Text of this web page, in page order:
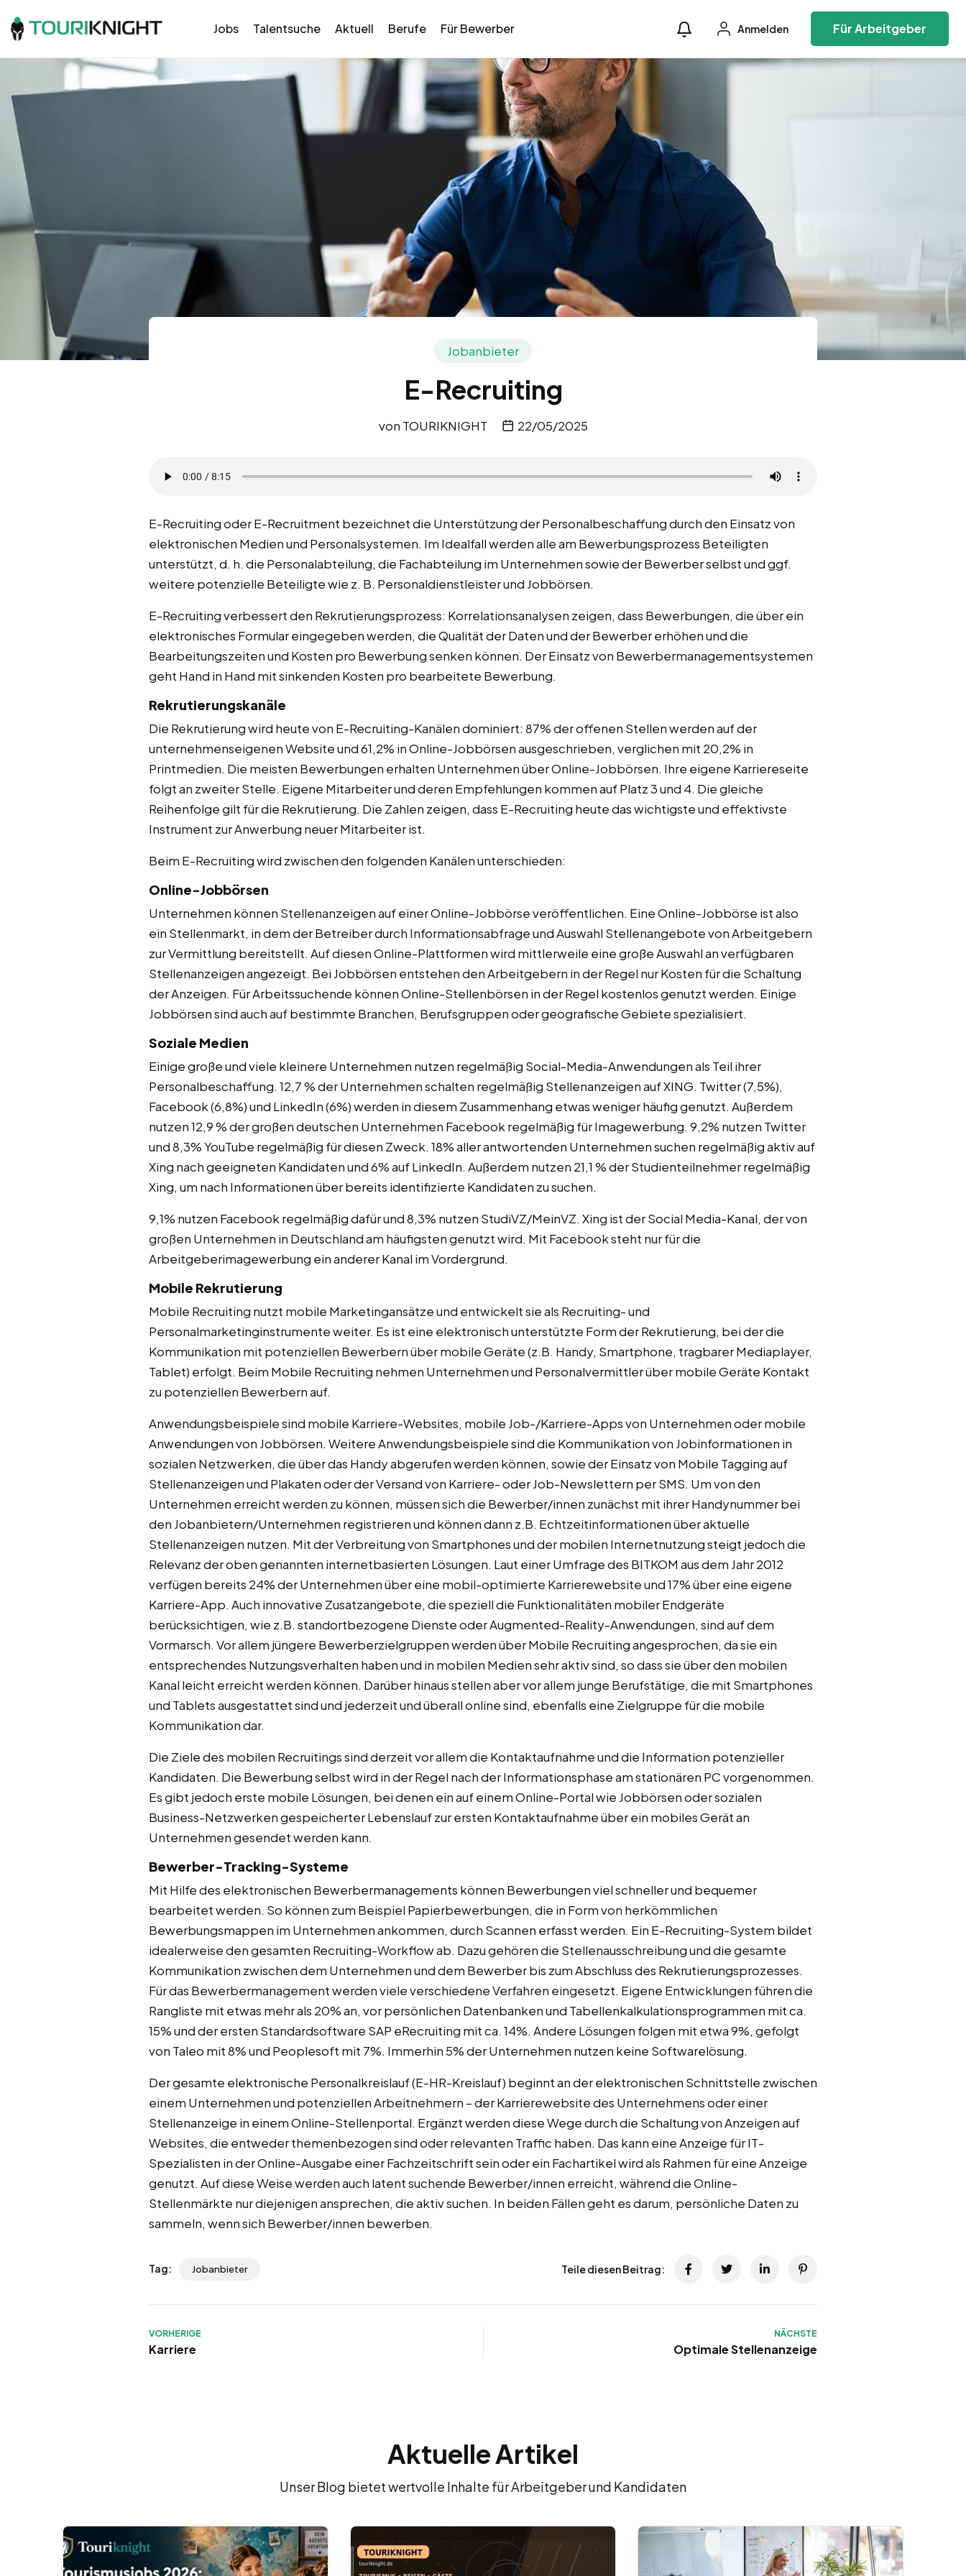
Jobs Talentsuche Aktuell Berufe Für Bewerber Anmelden Für Arbeitgeber
Jobanbieter
E-Recruiting
von TOURIKNIGHT 22/05/2025
E-Recruiting oder E-Recruitment bezeichnet die Unterstützung der Personalbeschaffung durch den Einsatz von
elektronischen Medien und Personalsystemen. Im Idealfall werden alle am Bewerbungsprozess Beteiligten
unterstützt, d. h. die Personalabteilung, die Fachabteilung im Unternehmen sowie der Bewerber selbst und ggf.
weitere potenzielle Beteiligte wie z. B. Personaldienstleister und Jobbörsen.
E-Recruiting verbessert den Rekrutierungsprozess: Korrelationsanalysen zeigen, dass Bewerbungen, die über ein
elektronisches Formular eingegeben werden, die Qualität der Daten und der Bewerber erhöhen und die
Bearbeitungszeiten und Kosten pro Bewerbung senken können. Der Einsatz von Bewerbermanagementsystemen
geht Hand in Hand mit sinkenden Kosten pro bearbeitete Bewerbung.
Rekrutierungskanäle
Die Rekrutierung wird heute von E-Recruiting-Kanälen dominiert: 87% der offenen Stellen werden auf der
unternehmenseigenen Website und 61,2% in Online-Jobbörsen ausgeschrieben, verglichen mit 20,2% in
Printmedien. Die meisten Bewerbungen erhalten Unternehmen über Online-Jobbörsen. Ihre eigene Karriereseite
folgt an zweiter Stelle. Eigene Mitarbeiter und deren Empfehlungen kommen auf Platz 3 und 4. Die gleiche
Reihenfolge gilt für die Rekrutierung. Die Zahlen zeigen, dass E-Recruiting heute das wichtigste und effektivste
Instrument zur Anwerbung neuer Mitarbeiter ist.
Beim E-Recruiting wird zwischen den folgenden Kanälen unterschieden:
Online-Jobbörsen
Unternehmen können Stellenanzeigen auf einer Online-Jobbörse veröffentlichen. Eine Online-Jobbörse ist also
ein Stellenmarkt, in dem der Betreiber durch Informationsabfrage und Auswahl Stellenangebote von Arbeitgebern
zur Vermittlung bereitstellt. Auf diesen Online-Plattformen wird mittlerweile eine große Auswahl an verfügbaren
Stellenanzeigen angezeigt. Bei Jobbörsen entstehen den Arbeitgebern in der Regel nur Kosten für die Schaltung
der Anzeigen. Für Arbeitssuchende können Online-Stellenbörsen in der Regel kostenlos genutzt werden. Einige
Jobbörsen sind auch auf bestimmte Branchen, Berufsgruppen oder geografische Gebiete spezialisiert.
Soziale Medien
Einige große und viele kleinere Unternehmen nutzen regelmäßig Social-Media-Anwendungen als Teil ihrer
Personalbeschaffung. 12,7 % der Unternehmen schalten regelmäßig Stellenanzeigen auf XING. Twitter (7,5%),
Facebook (6,8%) und LinkedIn (6%) werden in diesem Zusammenhang etwas weniger häufig genutzt. Außerdem
nutzen 12,9 % der großen deutschen Unternehmen Facebook regelmäßig für Imagewerbung. 9,2% nutzen Twitter
und 8,3% YouTube regelmäßig für diesen Zweck. 18% aller antwortenden Unternehmen suchen regelmäßig aktiv auf
Xing nach geeigneten Kandidaten und 6% auf LinkedIn. Außerdem nutzen 21,1 % der Studienteilnehmer regelmäßig
Xing, um nach Informationen über bereits identifizierte Kandidaten zu suchen.
9,1% nutzen Facebook regelmäßig dafür und 8,3% nutzen StudiVZ/MeinVZ. Xing ist der Social Media-Kanal, der von
großen Unternehmen in Deutschland am häufigsten genutzt wird. Mit Facebook steht nur für die
Arbeitgeberimagewerbung ein anderer Kanal im Vordergrund.
Mobile Rekrutierung
Mobile Recruiting nutzt mobile Marketingansätze und entwickelt sie als Recruiting- und
Personalmarketinginstrumente weiter. Es ist eine elektronisch unterstützte Form der Rekrutierung, bei der die
Kommunikation mit potenziellen Bewerbern über mobile Geräte (z.B. Handy, Smartphone, tragbarer Mediaplayer,
Tablet) erfolgt. Beim Mobile Recruiting nehmen Unternehmen und Personalvermittler über mobile Geräte Kontakt
zu potenziellen Bewerbern auf.
Anwendungsbeispiele sind mobile Karriere-Websites, mobile Job-/Karriere-Apps von Unternehmen oder mobile
Anwendungen von Jobbörsen. Weitere Anwendungsbeispiele sind die Kommunikation von Jobinformationen in
sozialen Netzwerken, die über das Handy abgerufen werden können, sowie der Einsatz von Mobile Tagging auf
Stellenanzeigen und Plakaten oder der Versand von Karriere- oder Job-Newslettern per SMS. Um von den
Unternehmen erreicht werden zu können, müssen sich die Bewerber/innen zunächst mit ihrer Handynummer bei
den Jobanbietern/Unternehmen registrieren und können dann z.B. Echtzeitinformationen über aktuelle
Stellenanzeigen nutzen. Mit der Verbreitung von Smartphones und der mobilen Internetnutzung steigt jedoch die
Relevanz der oben genannten internetbasierten Lösungen. Laut einer Umfrage des BITKOM aus dem Jahr 2012
verfügen bereits 24% der Unternehmen über eine mobil-optimierte Karrierewebsite und 17% über eine eigene
Karriere-App. Auch innovative Zusatzangebote, die speziell die Funktionalitäten mobiler Endgeräte
berücksichtigen, wie z.B. standortbezogene Dienste oder Augmented-Reality-Anwendungen, sind auf dem
Vormarsch. Vor allem jüngere Bewerberzielgruppen werden über Mobile Recruiting angesprochen, da sie ein
entsprechendes Nutzungsverhalten haben und in mobilen Medien sehr aktiv sind, so dass sie über den mobilen
Kanal leicht erreicht werden können. Darüber hinaus stellen aber vor allem junge Berufstätige, die mit Smartphones
und Tablets ausgestattet sind und jederzeit und überall online sind, ebenfalls eine Zielgruppe für die mobile
Kommunikation dar.
Die Ziele des mobilen Recruitings sind derzeit vor allem die Kontaktaufnahme und die Information potenzieller
Kandidaten. Die Bewerbung selbst wird in der Regel nach der Informationsphase am stationären PC vorgenommen.
Es gibt jedoch erste mobile Lösungen, bei denen ein auf einem Online-Portal wie Jobbörsen oder sozialen
Business-Netzwerken gespeicherter Lebenslauf zur ersten Kontaktaufnahme über ein mobiles Gerät an
Unternehmen gesendet werden kann.
Bewerber-Tracking-Systeme
Mit Hilfe des elektronischen Bewerbermanagements können Bewerbungen viel schneller und bequemer
bearbeitet werden. So können zum Beispiel Papierbewerbungen, die in Form von herkömmlichen
Bewerbungsmappen im Unternehmen ankommen, durch Scannen erfasst werden. Ein E-Recruiting-System bildet
idealerweise den gesamten Recruiting-Workflow ab. Dazu gehören die Stellenausschreibung und die gesamte
Kommunikation zwischen dem Unternehmen und dem Bewerber bis zum Abschluss des Rekrutierungsprozesses.
Für das Bewerbermanagement werden viele verschiedene Verfahren eingesetzt. Eigene Entwicklungen führen die
Rangliste mit etwas mehr als 20% an, vor persönlichen Datenbanken und Tabellenkalkulationsprogrammen mit ca.
15% und der ersten Standardsoftware SAP eRecruiting mit ca. 14%. Andere Lösungen folgen mit etwa 9%, gefolgt
von Taleo mit 8% und Peoplesoft mit 7%. Immerhin 5% der Unternehmen nutzen keine Softwarelösung.
Der gesamte elektronische Personalkreislauf (E-HR-Kreislauf) beginnt an der elektronischen Schnittstelle zwischen
einem Unternehmen und potenziellen Arbeitnehmern – der Karrierewebsite des Unternehmens oder einer
Stellenanzeige in einem Online-Stellenportal. Ergänzt werden diese Wege durch die Schaltung von Anzeigen auf
Websites, die entweder themenbezogen sind oder relevanten Traffic haben. Das kann eine Anzeige für IT-
Spezialisten in der Online-Ausgabe einer Fachzeitschrift sein oder ein Fachartikel wird als Rahmen für eine Anzeige
genutzt. Auf diese Weise werden auch latent suchende Bewerber/innen erreicht, während die Online-
Stellenmärkte nur diejenigen ansprechen, die aktiv suchen. In beiden Fällen geht es darum, persönliche Daten zu
sammeln, wenn sich Bewerber/innen bewerben.
Tag: Jobanbieter Teile diesen Beitrag:
VORHERIGE
Karriere
NÄCHSTE
Optimale Stellenanzeige
Aktuelle Artikel
Unser Blog bietet wertvolle Inhalte für Arbeitgeber und Kandidaten